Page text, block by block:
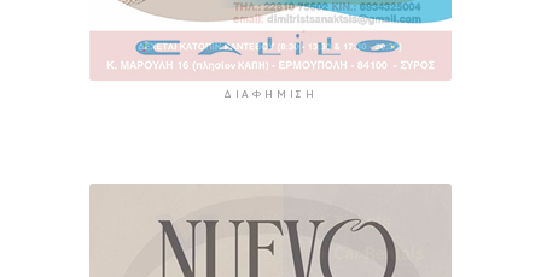
ΔΙΑΦΉΜΙΣΗ